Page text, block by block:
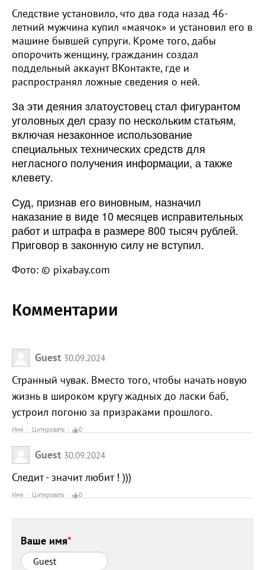
Следствие установило, что два года назад 46-
летний мужчина купил «маячок» и установил его в
машине бывшей супруги. Кроме того, дабы
опорочить женщину, гражданин создал
поддельный аккаунт ВКонтакте, где и
распространял ложные сведения о ней.
За эти деяния златоустовец стал фигурантом
уголовных дел сразу по нескольким статьям,
включая незаконное использование
специальных технических средств для
негласного получения информации, а также
клевету.
Суд, признав его виновным, назначил
наказание в виде 10 месяцев исправительных
работ и штрафа в размере 800 тысяч рублей.
Приговор в законную силу не вступил.
Фото: © pixabay.com
Комментарии
Guest 30.09.2024
Странный чувак. Вместо того, чтобы начать новую
жизнь в широком кругу жадных до ласки баб,
устроил погоню за призраками прошлого.
Имя Цитировать 0
Guest 30.09.2024
Следит - значит любит ! )))
Имя Цитировать 0
Ваше имя*